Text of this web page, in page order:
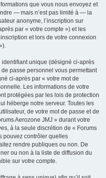
que vous nous envoyez et
— mais n’est pas limité à — la
anonyme, l’inscription sur
par « votre compte ») et les
et lors de votre connexion
unique (désigné ci-après
passe personnel vous permettant
ci-après par « votre mot de
Les informations de votre
protégées par les lois de protection
héberge notre serveur. Toutes les
de votre mot de passe et de
Aerozone JMJ » durant votre
à la seule discrétion de « Forums
pouvez contrôler quelles
rendre publiques ou non. De
ou non à la liste de diffusion du
sur votre compte.